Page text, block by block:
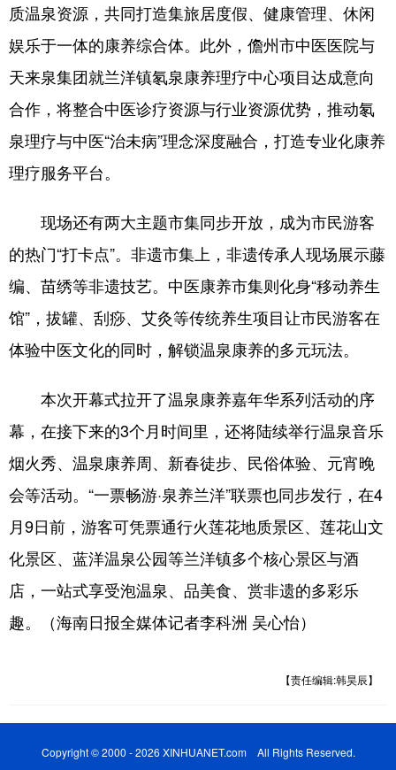
质温泉资源，共同打造集旅居度假、健康管理、休闲
娱乐于一体的康养综合体。此外，儋州市中医医院与
天来泉集团就兰洋镇氡泉康养理疗中心项目达成意向
合作，将整合中医诊疗资源与行业资源优势，推动氡
泉理疗与中医“治未病”理念深度融合，打造专业化康养
理疗服务平台。
现场还有两大主题市集同步开放，成为市民游客
的热门“打卡点”。非遗市集上，非遗传承人现场展示藤
编、苗绣等非遗技艺。中医康养市集则化身“移动养生
馆”，拔罐、刮痧、艾灸等传统养生项目让市民游客在
体验中医文化的同时，解锁温泉康养的多元玩法。
本次开幕式拉开了温泉康养嘉年华系列活动的序
幕，在接下来的3个月时间里，还将陆续举行温泉音乐
烟火秀、温泉康养周、新春徒步、民俗体验、元宵晚
会等活动。“一票畅游·泉养兰洋”联票也同步发行，在4
月9日前，游客可凭票通行火莲花地质景区、莲花山文
化景区、蓝洋温泉公园等兰洋镇多个核心景区与酒
店，一站式享受泡温泉、品美食、赏非遗的多彩乐
趣。（海南日报全媒体记者李科洲 吴心怡）
【责任编辑:韩昊辰】
Copyright © 2000 - 2026 XINHUANET.com All Rights Reserved.